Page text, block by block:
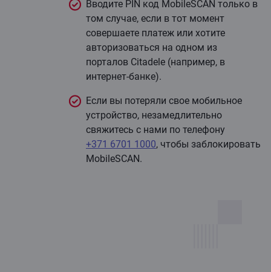
Вводите PIN код MobileSCAN только в
том случае, если в тот момент
совершаете платеж или хотите
авторизоваться на одном из
порталов Citadele (например, в
интернет-банке).
Если вы потеряли свое мобильное
устройство, незамедлительно
свяжитесь с нами по телефону
+371 6701 1000, чтобы заблокировать
MobileSCAN.